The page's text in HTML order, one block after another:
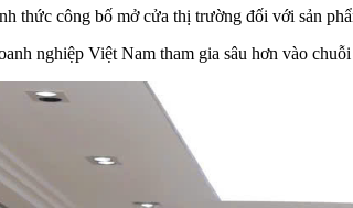
thức công bố mở cửa thị trường đối với sản
nghiệp Việt Nam tham gia sâu hơn vào